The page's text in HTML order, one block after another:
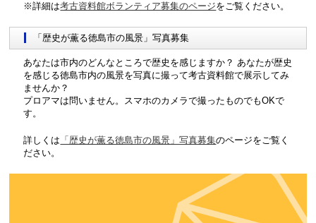
※詳細は考古資料館ボランティア募集のページをご覧ください。
「歴史が薫る徳島市の風景」写真募集
あなたは市内のどんなところで歴史を感じますか？ あなたが歴史
を感じる徳島市内の風景を写真に撮って考古資料館で展示してみ
ませんか？
プロアマは問いません。スマホのカメラで撮ったものでもOKで
す。
詳しくは 「歴史が薫る徳島市の風景」写真募集のページをご覧く
ださい。